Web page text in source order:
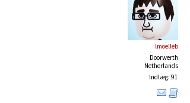
lmoelleb
Doorwerth
Netherlands
Indlæg: 91